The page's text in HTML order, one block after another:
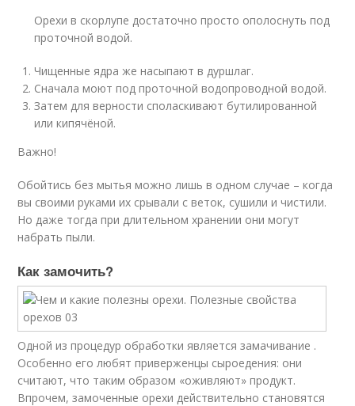
Орехи в скорлупе достаточно просто ополоснуть под
проточной водой.
Чищенные ядра же насыпают в дуршлаг.
Сначала моют под проточной водопроводной водой.
Затем для верности споласкивают бутилированной
или кипячёной.
Важно!
Обойтись без мытья можно лишь в одном случае – когда
вы своими руками их срывали с веток, сушили и чистили.
Но даже тогда при длительном хранении они могут
набрать пыли.
Как замочить?
Одной из процедур обработки является замачивание .
Особенно его любят приверженцы сыроедения: они
считают, что таким образом «оживляют» продукт.
Впрочем, замоченные орехи действительно становятся